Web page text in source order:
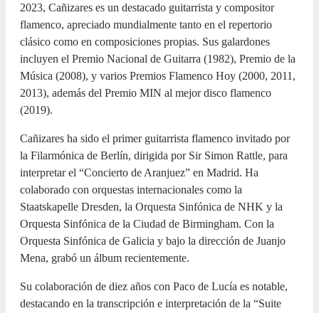
2023, Cañizares es un destacado guitarrista y compositor
flamenco, apreciado mundialmente tanto en el repertorio
clásico como en composiciones propias. Sus galardones
incluyen el Premio Nacional de Guitarra (1982), Premio de la
Música (2008), y varios Premios Flamenco Hoy (2000, 2011,
2013), además del Premio MIN al mejor disco flamenco
(2019).
Cañizares ha sido el primer guitarrista flamenco invitado por
la Filarmónica de Berlín, dirigida por Sir Simon Rattle, para
interpretar el “Concierto de Aranjuez” en Madrid. Ha
colaborado con orquestas internacionales como la
Staatskapelle Dresden, la Orquesta Sinfónica de NHK y la
Orquesta Sinfónica de la Ciudad de Birmingham. Con la
Orquesta Sinfónica de Galicia y bajo la dirección de Juanjo
Mena, grabó un álbum recientemente.
Su colaboración de diez años con Paco de Lucía es notable,
destacando en la transcripción e interpretación de la “Suite